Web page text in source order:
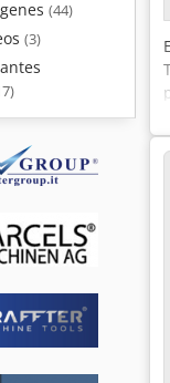
(44)
(3)